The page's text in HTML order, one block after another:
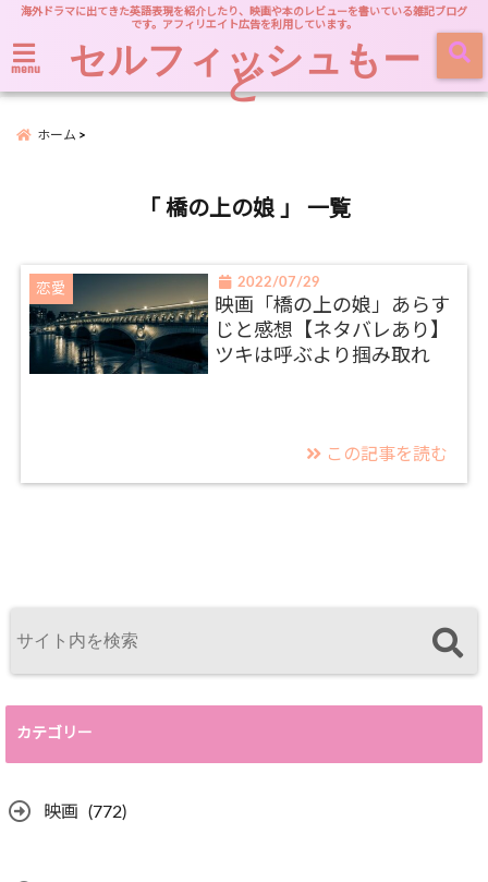
海外ドラマに出てきた英語表現を紹介したり、映画や本のレビューを書いている雑記ブログ
です。アフィリエイト広告を利用しています。
menu セルフィッシュもー
ど
ホーム
「 橋の上の娘 」 一覧
恋愛 2022/07/29
映画「橋の上の娘」あらす
じと感想【ネタバレあり】
ツキは呼ぶより掴み取れ
この記事を読む
カテゴリー
映画 (772)